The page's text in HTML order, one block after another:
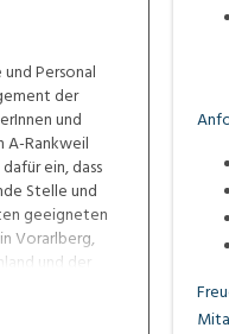
Personal
der
und
A-Rankweil
ein, dass
Stelle und
geeigneten
Vorarlberg,
und der